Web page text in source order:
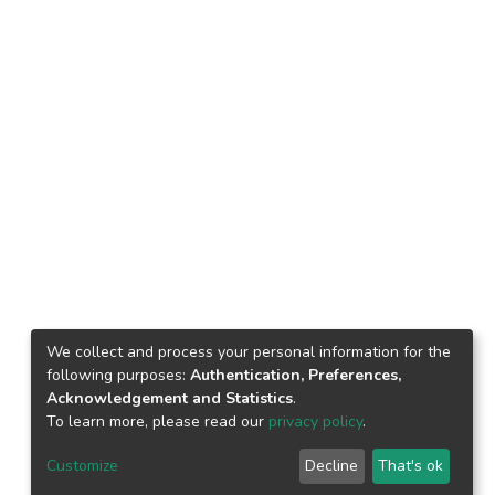
We collect and process your personal information for the
following purposes: Authentication, Preferences,
Acknowledgement and Statistics.
To learn more, please read our privacy policy.
Customize Decline That's ok